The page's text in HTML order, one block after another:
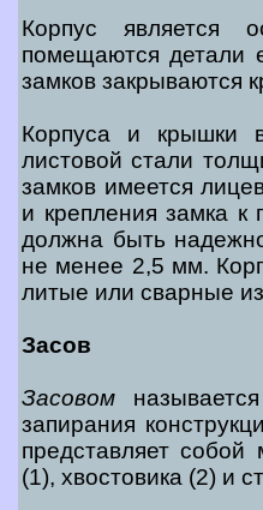
Корпус является
помещаются детали
замков закрываются
Корпуса и крышки
листовой стали
замков имеется
и крепления замка к
должна быть
не менее 2,5 мм.
литые или сварные
Засов
Засовом
запирания
представляет собой
(1), хвостовика (2) и